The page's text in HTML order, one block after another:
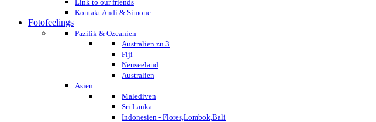
Link to our friends
Kontakt Andi & Simone
Fotofeelings
Pazifik & Ozeanien
Australien zu 3
Fiji
Neuseeland
Australien
Asien
Malediven
Sri Lanka
Indonesien - Flores,Lombok,Bali